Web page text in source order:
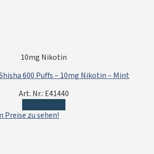
10mg Nikotin
600 Puffs – 10mg Nikotin – Mint
Art. Nr.: E41440
zu sehen!